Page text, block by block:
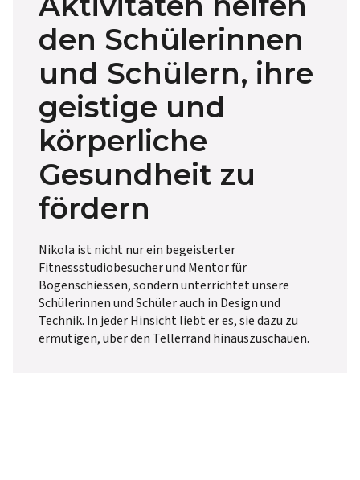
den Schülerinnen
und Schülern, ihre
geistige und
körperliche
Gesundheit zu
fördern
Nikola ist nicht nur ein begeisterter
Fitnessstudiobesucher und Mentor für
Bogenschiessen, sondern unterrichtet unsere
Schülerinnen und Schüler auch in Design und
Technik. In jeder Hinsicht liebt er es, sie dazu zu
ermutigen, über den Tellerrand hinauszuschauen.